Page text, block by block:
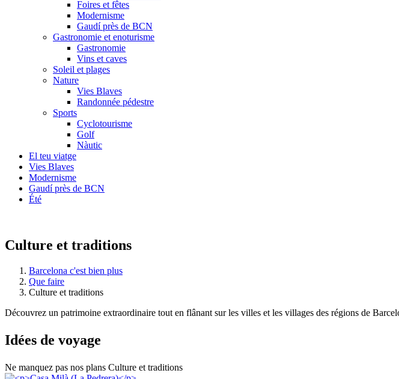
Foires et fêtes
Modernisme
Gaudí près de BCN
Gastronomie et enoturisme
Gastronomie
Vins et caves
Soleil et plages
Nature
Vies Blaves
Randonnée pédestre
Sports
Cyclotourisme
Golf
Nàutic
El teu viatge
Vies Blaves
Modernisme
Gaudí près de BCN
Été
Culture et traditions
Barcelona c'est bien plus
Que faire
Culture et traditions
Découvrez un patrimoine extraordinaire tout en flânant sur les villes et les villages des régions de
Idées de voyage
Ne manquez pas nos plans Culture et traditions